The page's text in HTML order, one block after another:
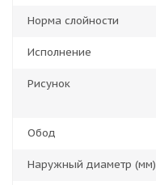
Норма слойности
Исполнение
Рисунок
Обод
Наружный диаметр (мм)